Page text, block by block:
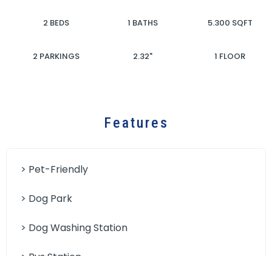
2 BEDS 1 BATHS 5.300 SQFT
2 PARKINGS 2.32" 1 FLOOR
Features
> Pet-Friendly
> Dog Park
> Dog Washing Station